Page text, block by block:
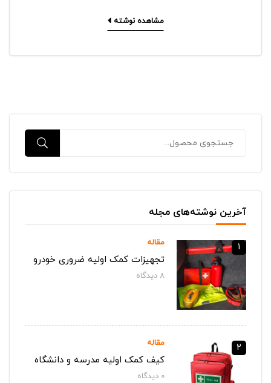
آخرین نوشته‌های مجله
مقاله
تجهیزات کمک اولیه ضروری خودرو
8دیدگاه‌
2 مقاله
کیف کمک اولیه مدرسه و دانشگاه
0دیدگاه‌
مشاهده نوشته